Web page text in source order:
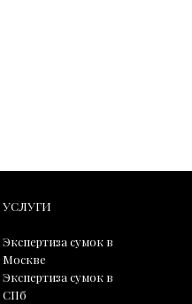
УСЛУГИ
Экспертиза сумок в
Москве
Экспертиза сумок в
СПб